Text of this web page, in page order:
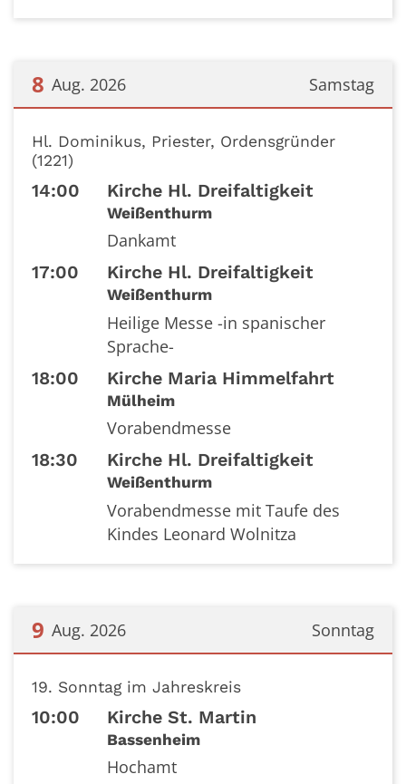
Samstag
8 Aug. 2026
Hl. Dominikus, Priester, Ordensgründer
(1221)
14:00 Kirche Hl. Dreifaltigkeit
Weißenthurm
Dankamt
17:00 Kirche Hl. Dreifaltigkeit
Weißenthurm
Heilige Messe -in spanischer
Sprache-
18:00 Kirche Maria Himmelfahrt
Mülheim
Vorabendmesse
18:30 Kirche Hl. Dreifaltigkeit
Weißenthurm
Vorabendmesse mit Taufe des
Kindes Leonard Wolnitza
Sonntag
9 Aug. 2026
19. Sonntag im Jahreskreis
10:00 Kirche St. Martin
Bassenheim
Hochamt